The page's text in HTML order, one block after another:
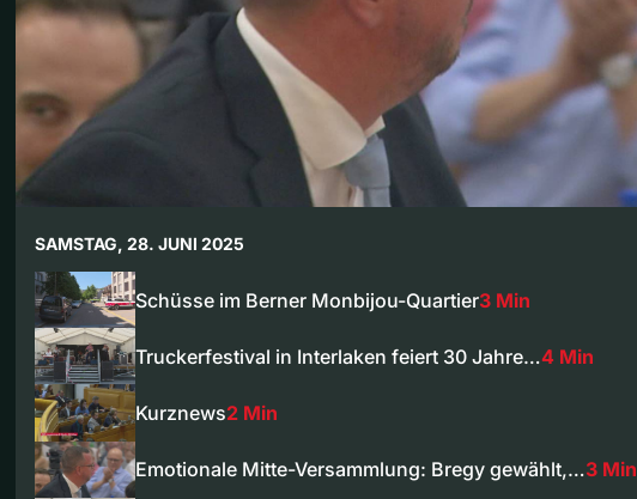
SAMSTAG, 28. JUNI 2025
Schüsse im Berner Monbijou-Quartier3 Min
Truckerfestival in Interlaken feiert 30 Jahre…4 Min
Kurznews2 Min
Emotionale Mitte-Versammlung: Bregy gewählt,…3 Min